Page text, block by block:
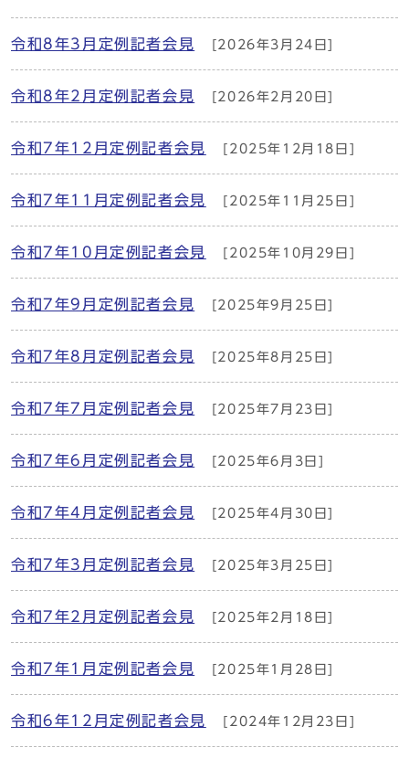
令和8年3月定例記者会見 [2026年3月24日]
令和8年2月定例記者会見 [2026年2月20日]
令和7年12月定例記者会見 [2025年12月18日]
令和7年11月定例記者会見 [2025年11月25日]
令和7年10月定例記者会見 [2025年10月29日]
令和7年9月定例記者会見 [2025年9月25日]
令和7年8月定例記者会見 [2025年8月25日]
令和7年7月定例記者会見 [2025年7月23日]
令和7年6月定例記者会見 [2025年6月3日]
令和7年4月定例記者会見 [2025年4月30日]
令和7年3月定例記者会見 [2025年3月25日]
令和7年2月定例記者会見 [2025年2月18日]
令和7年1月定例記者会見 [2025年1月28日]
令和6年12月定例記者会見 [2024年12月23日]